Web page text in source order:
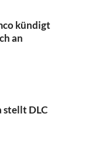
kündigt
an
stellt DLC